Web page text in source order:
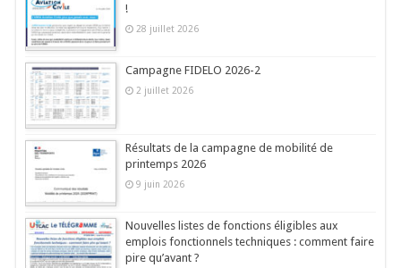
!
28 juillet 2026
Campagne FIDELO 2026-2
2 juillet 2026
Résultats de la campagne de mobilité de
printemps 2026
9 juin 2026
Nouvelles listes de fonctions éligibles aux
emplois fonctionnels techniques : comment faire
pire qu’avant ?